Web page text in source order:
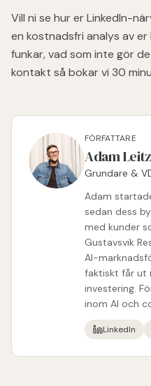
Vill ni se hur er LinkedIn-
en kostnadsfri analys av
funkar, vad som inte gör
kontakt så bokar vi 30
FÖRFATTARE
Adam
Grundare &
Adam
sedan dess
med kunder
Gustavsvik
AI-
faktiskt får ut
investering.
inom AI och
LinkedIn